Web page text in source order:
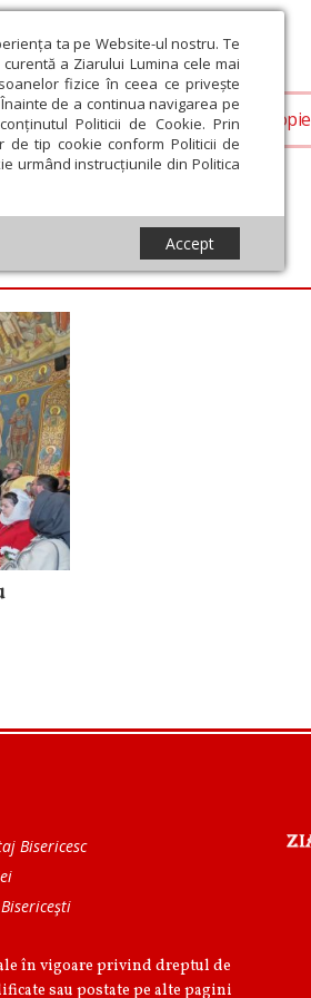
ta pe Website-ul nostru. Te
a Ziarului Lumina cele mai
fizice în ceea ce privește
de a continua navigarea pe
Politicii de Cookie. Prin
de tip cookie conform Politicii de
urmând instrucțiunile din Politica
Accept
Societate Opinii Filantropie
Bisericesc
în vigoare privind dreptul de
sau postate pe alte pagini